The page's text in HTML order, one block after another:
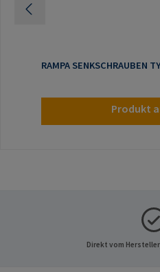
RAMPA SENKSCHRAUBEN
Produkt
Direkt vom